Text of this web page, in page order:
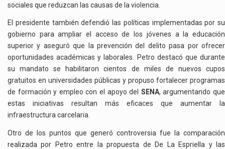
sociales que reduzcan las causas de la violencia.
El presidente también defendió las políticas implementadas por su
gobierno para ampliar el acceso de los jóvenes a la educación
superior y aseguró que la prevención del delito pasa por ofrecer
oportunidades académicas y laborales. Petro destacó que durante
su mandato se habilitaron cientos de miles de nuevos cupos
gratuitos en universidades públicas y propuso fortalecer programas
de formación y empleo con el apoyo del SENA, argumentando que
estas iniciativas resultan más eficaces que aumentar la
infraestructura carcelaria.
Otro de los puntos que generó controversia fue la comparación
realizada por Petro entre la propuesta de De La Espriella y las